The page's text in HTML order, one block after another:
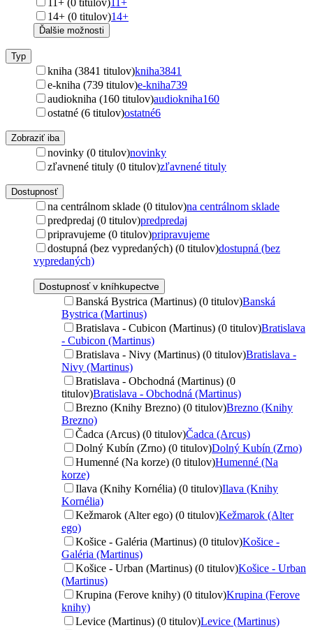
14+ (0 titulov)14+
Ďalšie možnosti
Typ
kniha (3841 titulov)kniha3841
e-kniha (739 titulov)e-kniha739
audiokniha (160 titulov)audiokniha160
ostatné (6 titulov)ostatné6
Zobraziť iba
novinky (0 titulov)novinky
zľavnené tituly (0 titulov)zľavnené tituly
Dostupnosť
na centrálnom sklade (0 titulov)na centrálnom sklade
predpredaj (0 titulov)predpredaj
pripravujeme (0 titulov)pripravujeme
dostupná (bez vypredaných) (0 titulov)dostupná (bez
vypredaných)
Dostupnosť v kníhkupectve
Banská Bystrica (Martinus) (0 titulov)Banská
Bystrica (Martinus)
Bratislava - Cubicon (Martinus) (0 titulov)Bratislava
- Cubicon (Martinus)
Bratislava - Nivy (Martinus) (0 titulov)Bratislava -
Nivy (Martinus)
Bratislava - Obchodná (Martinus) (0
titulov)Bratislava - Obchodná (Martinus)
Brezno (Knihy Brezno) (0 titulov)Brezno (Knihy
Brezno)
Čadca (Arcus) (0 titulov)Čadca (Arcus)
Dolný Kubín (Zrno) (0 titulov)Dolný Kubín (Zrno)
Humenné (Na korze) (0 titulov)Humenné (Na
korze)
Ilava (Knihy Kornélia) (0 titulov)Ilava (Knihy
Kornélia)
Kežmarok (Alter ego) (0 titulov)Kežmarok (Alter
ego)
Košice - Galéria (Martinus) (0 titulov)Košice -
Galéria (Martinus)
Košice - Urban (Martinus) (0 titulov)Košice - Urban
(Martinus)
Krupina (Ferove knihy) (0 titulov)Krupina (Ferove
knihy)
Levice (Martinus) (0 titulov)Levice (Martinus)